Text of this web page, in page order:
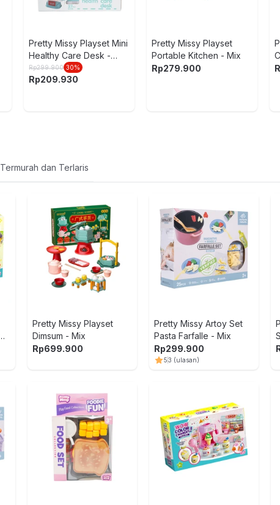
Pretty Missy Playset Mini
Healthy Care Desk -
Merah
Rp299.900 30%
Rp209.930
Pretty Missy Playset
Portable Kitchen - Mix
Rp279.900
Termurah dan Terlaris
Pretty Missy Playset
Dimsum - Mix
Rp699.900
Pretty Missy Artoy Set
Pasta Farfalle - Mix
Rp299.900
53 (ulasan)